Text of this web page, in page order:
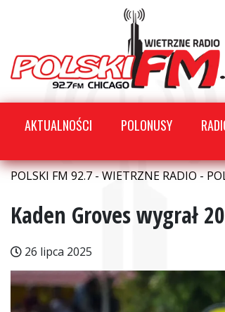
AKTUALNOŚCI POLONUSY
POLSKI FM 92.7 - WIETRZNE RADIO -
Kaden Groves wygrał
26 lipca 2025